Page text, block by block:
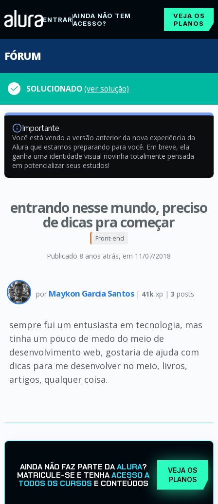
ENTRARAINDA NÃO TEM
ACESSO?
VEJA OS
PLANOS
FÓRUM
SOLUCIONADO(ver solução)
Importante
Você está vendo a versão anterior da nova experiência da
Alura que estamos preparando para você. Em breve, ela
ganha uma identidade visual novinha totalmente pensada
em potencializar seus estudos!
entrando nesse mundo, preciso
de dicas pra começar
Publicado 8 anos atrás, em 11/07/2018
Front-end
por Maykon Garcia Santos | 41k xp |3 posts
sempre fui um entusiasta em tecnologia, mas
tinha um pouco de medo do meio de
desenvolvimento web, gostaria de ajuda com
dicas para me desenvolver no meio, livros,
artigos, qualquer coisa.
AINDA NÃO FAZ PARTE DAALURA?
MATRICULE-SE E TENHAACESSO A
TODOS OS CURSOS E CONTEÚDOS
VEJA OS
PLANOS